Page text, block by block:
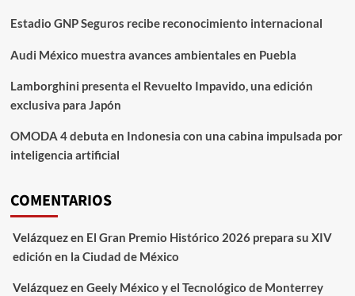
Estadio GNP Seguros recibe reconocimiento internacional
Audi México muestra avances ambientales en Puebla
Lamborghini presenta el Revuelto Impavido, una edición
exclusiva para Japón
OMODA 4 debuta en Indonesia con una cabina impulsada por
inteligencia artificial
COMENTARIOS
Velázquezen El Gran Premio Histórico 2026 prepara su XIV
edición en la Ciudad de México
Velázquezen Geely México y el Tecnológico de Monterrey